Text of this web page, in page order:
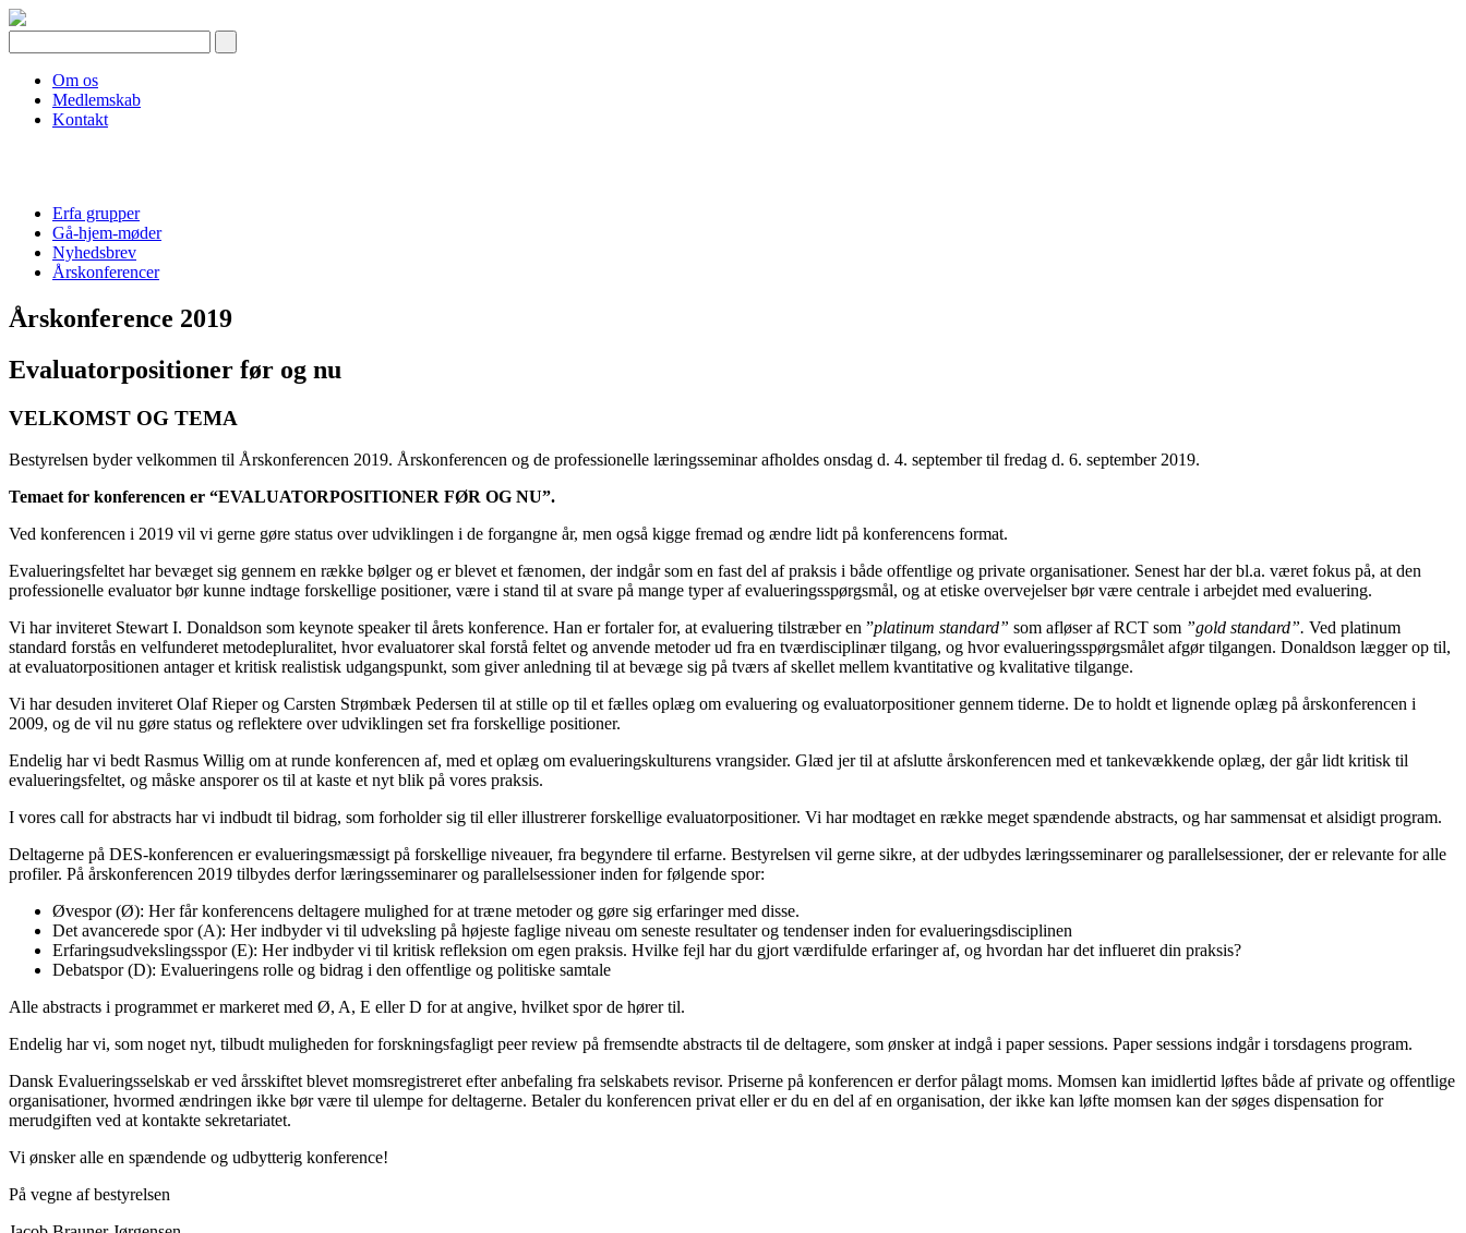
Skip
to
content
Om os
Medlemskab
Kontakt
Erfa grupper
Gå-hjem-møder
Nyhedsbrev
Årskonferencer
Årskonference 2019
Evaluatorpositioner før og nu
VELKOMST OG TEMA
Bestyrelsen byder velkommen til Årskonferencen 2019. Årskonferencen og de professionelle læringsseminar afholdes onsdag d. 4. september til fredag d. 6. september 2019.
Temaet for konferencen er “EVALUATORPOSITIONER FØR OG NU”.
Ved konferencen i 2019 vil vi gerne gøre status over udviklingen i de forgangne år, men også kigge fremad og ændre lidt på konferencens format.
Evalueringsfeltet har bevæget sig gennem en række bølger og er blevet et fænomen, der indgår som en fast del af praksis i både offentlige og private organisationer. Senest har der bl.a. været fokus på, at den
professionelle evaluator bør kunne indtage forskellige positioner, være i stand til at svare på mange typer af evalueringsspørgsmål, og at etiske overvejelser bør være centrale i arbejdet med evaluering.
Vi har inviteret Stewart I. Donaldson som keynote speaker til årets konference. Han er fortaler for, at evaluering tilstræber en ”platinum standard” som afløser af RCT som ”gold standard”. Ved platinum
standard forstås en velfunderet metodepluralitet, hvor evaluatorer skal forstå feltet og anvende metoder ud fra en tværdisciplinær tilgang, og hvor evalueringsspørgsmålet afgør tilgangen. Donaldson lægger op til,
at evaluatorpositionen antager et kritisk realistisk udgangspunkt, som giver anledning til at bevæge sig på tværs af skellet mellem kvantitative og kvalitative tilgange.
Vi har desuden inviteret Olaf Rieper og Carsten Strømbæk Pedersen til at stille op til et fælles oplæg om evaluering og evaluatorpositioner gennem tiderne. De to holdt et lignende oplæg på årskonferencen i
2009, og de vil nu gøre status og reflektere over udviklingen set fra forskellige positioner.
Endelig har vi bedt Rasmus Willig om at runde konferencen af, med et oplæg om evalueringskulturens vrangsider. Glæd jer til at afslutte årskonferencen med et tankevækkende oplæg, der går lidt kritisk til
evalueringsfeltet, og måske ansporer os til at kaste et nyt blik på vores praksis.
I vores call for abstracts har vi indbudt til bidrag, som forholder sig til eller illustrerer forskellige evaluatorpositioner. Vi har modtaget en række meget spændende abstracts, og har sammensat et alsidigt program.
Deltagerne på DES-konferencen er evalueringsmæssigt på forskellige niveauer, fra begyndere til erfarne. Bestyrelsen vil gerne sikre, at der udbydes læringsseminarer og parallelsessioner, der er relevante for alle
profiler. På årskonferencen 2019 tilbydes derfor læringsseminarer og parallelsessioner inden for følgende spor:
Øvespor (Ø): Her får konferencens deltagere mulighed for at træne metoder og gøre sig erfaringer med disse.
Det avancerede spor (A): Her indbyder vi til udveksling på højeste faglige niveau om seneste resultater og tendenser inden for evalueringsdisciplinen
Erfaringsudvekslingsspor (E): Her indbyder vi til kritisk refleksion om egen praksis. Hvilke fejl har du gjort værdifulde erfaringer af, og hvordan har det influeret din praksis?
Debatspor (D): Evalueringens rolle og bidrag i den offentlige og politiske samtale
Alle abstracts i programmet er markeret med Ø, A, E eller D for at angive, hvilket spor de hører til.
Endelig har vi, som noget nyt, tilbudt muligheden for forskningsfagligt peer review på fremsendte abstracts til de deltagere, som ønsker at indgå i paper sessions. Paper sessions indgår i torsdagens program.
Dansk Evalueringsselskab er ved årsskiftet blevet momsregistreret efter anbefaling fra selskabets revisor. Priserne på konferencen er derfor pålagt moms. Momsen kan imidlertid løftes både af private og offentlige
organisationer, hvormed ændringen ikke bør være til ulempe for deltagerne. Betaler du konferencen privat eller er du en del af en organisation, der ikke kan løfte momsen kan der søges dispensation for
merudgiften ved at kontakte sekretariatet.
Vi ønsker alle en spændende og udbytterig konference!
På vegne af bestyrelsen